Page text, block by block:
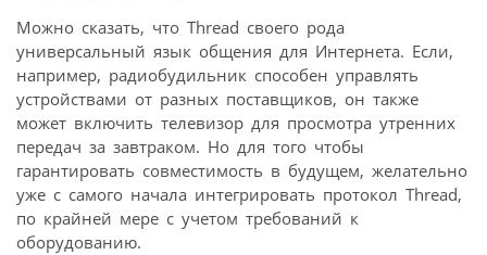
Можно сказать, что Thread своего рода
универсальный язык общения для Интернета. Если,
например, радиобудильник способен управлять
устройствами от разных поставщиков, он также
может включить телевизор для просмотра утренних
передач за завтраком. Но для того чтобы
гарантировать совместимость в будущем, желательно
уже с самого начала интегрировать протокол Thread,
по крайней мере с учетом требований к
оборудованию.